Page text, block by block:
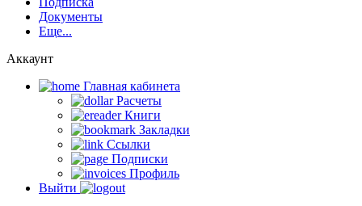
Документы
Еще...
Аккаунт
Главная кабинета
Расчеты
Книги
Закладки
Ссылки
Подписки
Профиль
Выйти